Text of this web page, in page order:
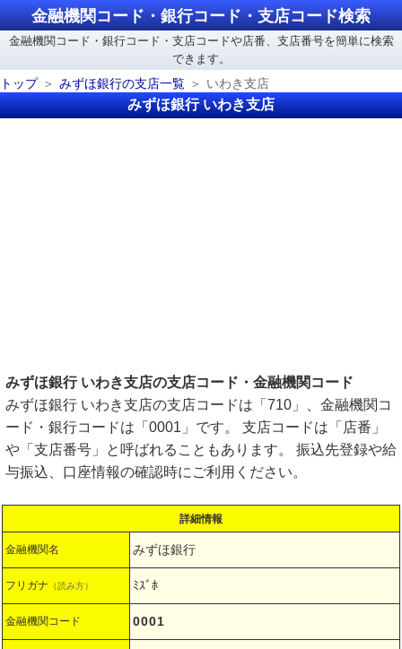
金融機関コード・銀行コード・支店コード検索
金融機関コード・銀行コード・支店コードや店番、支店番号を簡単に検索
できます。
トップ
みずほ銀行の支店一覧 いわき支店
みずほ銀行 いわき支店
みずほ銀行 いわき支店の支店コード・金融機関コード
みずほ銀行 いわき支店の支店コードは「710」、金融機関コ
ード・銀行コードは「0001」です。 支店コードは「店番」
や「支店番号」と呼ばれることもあります。 振込先登録や給
与振込、口座情報の確認時にご利用ください。
詳細情報
金融機関名 みずほ銀行
フリガナ （読み方） ﾐｽﾞﾎ
金融機関コード 0001